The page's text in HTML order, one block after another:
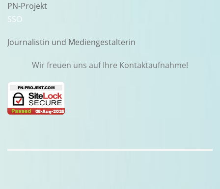
PN-Projekt
SSO
Journalistin und Mediengestalterin
Wir freuen uns auf Ihre Kontaktaufnahme!